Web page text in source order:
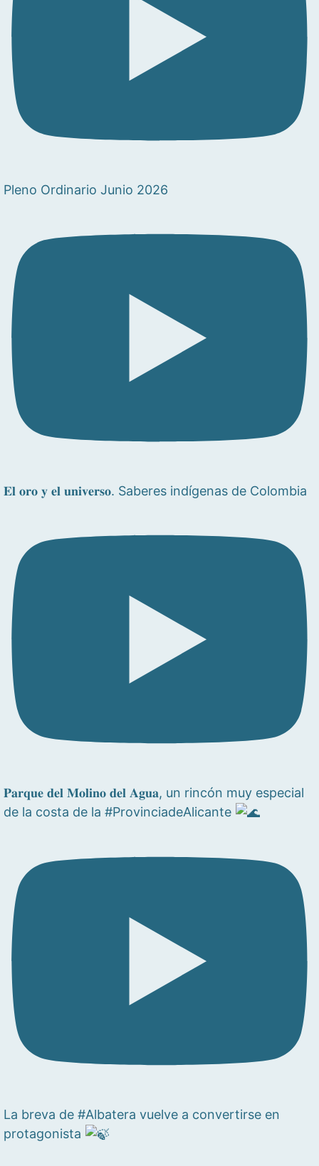
Pleno Ordinario Junio 2026
𝐄𝐥 𝐨𝐫𝐨 𝐲 𝐞𝐥 𝐮𝐧𝐢𝐯𝐞𝐫𝐬𝐨. Saberes indígenas de Colombia
𝐏𝐚𝐫𝐪𝐮𝐞 𝐝𝐞𝐥 𝐌𝐨𝐥𝐢𝐧𝐨 𝐝𝐞𝐥 𝐀𝐠𝐮𝐚, un rincón muy especial
de la costa de la #ProvinciadeAlicante
La breva de #Albatera vuelve a convertirse en
protagonista